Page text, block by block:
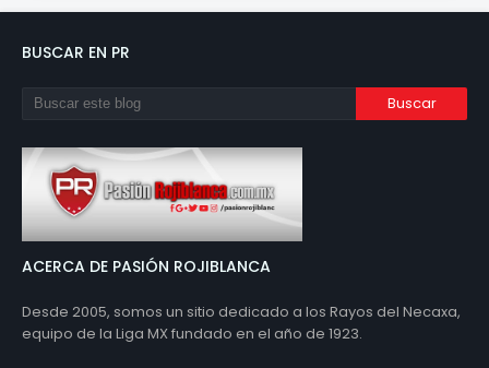
BUSCAR EN PR
ACERCA DE PASIÓN ROJIBLANCA
Desde 2005, somos un sitio dedicado a los Rayos del Necaxa,
equipo de la Liga MX fundado en el año de 1923.